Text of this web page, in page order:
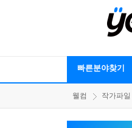
빠른분야찾기
웰컴 작가파일